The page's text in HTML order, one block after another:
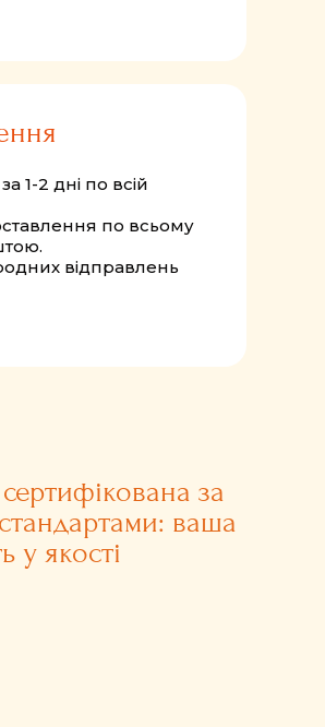
1-2 дні по всій
по всьому
відправлень
за
ваша
у якості